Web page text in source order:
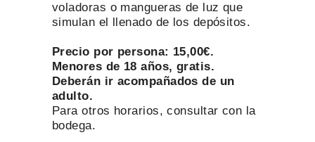
voladoras o mangueras de luz que
simulan el llenado de los depósitos.
Precio por persona: 15,00€.
Menores de 18 años, gratis.
Deberán ir acompañados de un
adulto.
Para otros horarios, consultar con la
bodega.